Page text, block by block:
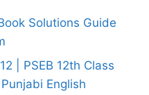
Solutions Guide
| PSEB 12th Class
English